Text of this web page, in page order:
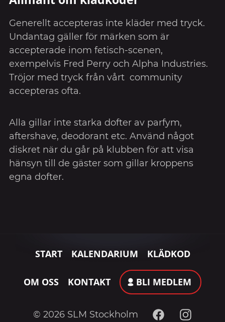
Generellt accepteras inte kläder med tryck.
Undantag gäller för märken som är
accepterade inom fetisch-scenen,
exempelvis Fred Perry och Alpha Industries.
Tröjor med tryck från vårt community
accepteras ofta.
Alla gillar inte starka dofter av parfym,
aftershave, deodorant etc. Använd något
diskret när du går på klubben för att visa
hänsyn till de gäster som gillar kroppens
egna dofter.
START KALENDARIUM KLÄDKOD
OM OSS KONTAKT BLI MEDLEM
© 2026 SLM Stockholm FacebookInstagram